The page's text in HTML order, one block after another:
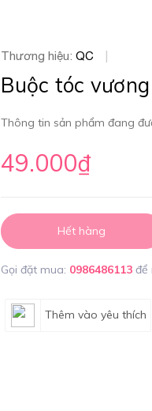
Thương hiệu: QC
Buộc tóc
Thông tin sản phẩm đang
49.000₫
Hết hàng
Gọi đặt mua: 0986486113 để
Thêm vào yêu thích